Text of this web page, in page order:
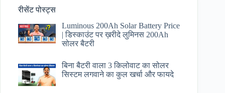
रीसेंट पोस्ट्स
Luminous 200Ah Solar Battery Price​
| डिस्काउंट पर ख़रीदे लुमिनस 200Ah
सोलर बैटरी
बिना बैटरी वाला 3 किलोवाट का सोलर
सिस्टम लगवाने का कुल खर्चा और फायदे